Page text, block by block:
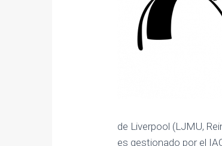
de Liverpool (LJMU,
es gestionado por el